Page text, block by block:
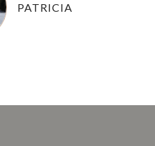
PATRICIA